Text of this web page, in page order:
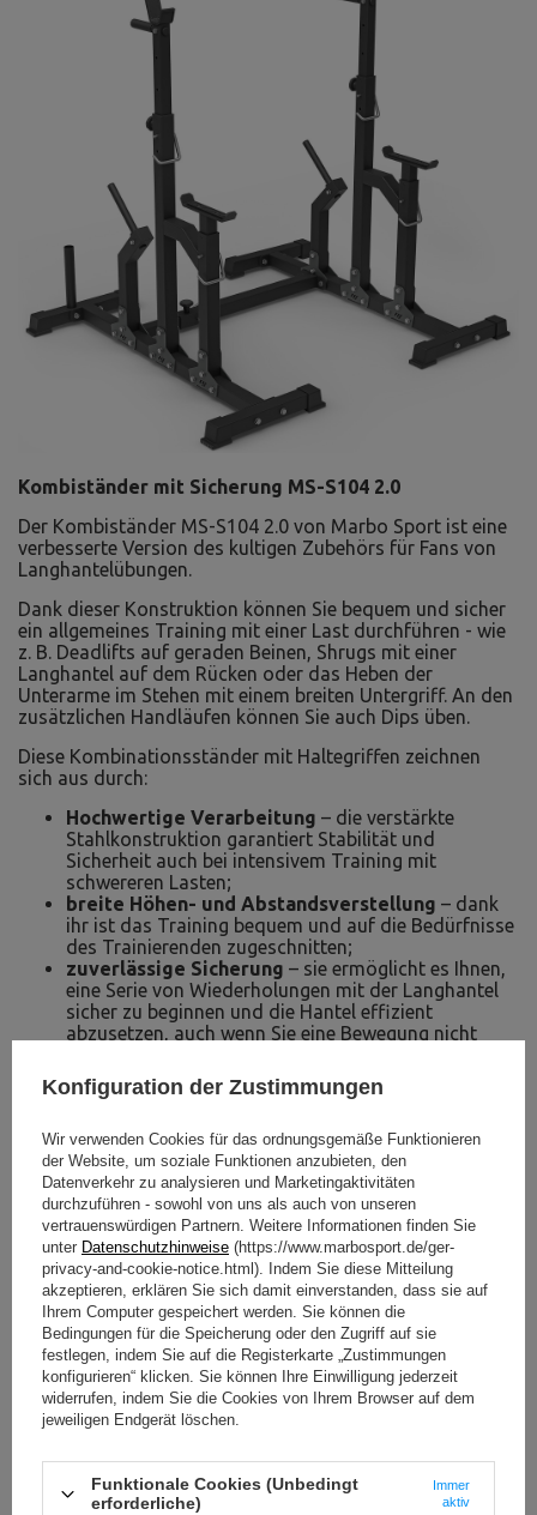
Kombiständer mit Sicherung MS-S104 2.0
Der Kombiständer MS-S104 2.0 von Marbo Sport ist eine
verbesserte Version des kultigen Zubehörs für Fans von
Langhantelübungen.
Dank dieser Konstruktion können Sie bequem und sicher
ein allgemeines Training mit einer Last durchführen - wie
z. B. Deadlifts auf geraden Beinen, Shrugs mit einer
Langhantel auf dem Rücken oder das Heben der
Unterarme im Stehen mit einem breiten Untergriff. An den
zusätzlichen Handläufen können Sie auch Dips üben.
Diese Kombinationsständer mit Haltegriffen zeichnen
sich aus durch:
Hochwertige Verarbeitung – die verstärkte
Stahlkonstruktion garantiert Stabilität und
Sicherheit auch bei intensivem Training mit
schwereren Lasten;
breite Höhen- und Abstandsverstellung – dank
ihr ist das Training bequem und auf die Bedürfnisse
des Trainierenden zugeschnitten;
zuverlässige Sicherung – sie ermöglicht es Ihnen,
eine Serie von Wiederholungen mit der Langhantel
sicher zu beginnen und die Hantel effizient
abzusetzen, auch wenn Sie eine Bewegung nicht
die Möglichkeit der Gewichtsaufbewahrung
auf 2 stabilen Stangen können Sie Ihr eigenes
Stangen und Hantelscheiben Set 83 kg
Der Satz von verstärkten Stangen und gummierten
Hantelscheiben enthält alles, was jeder Profi-Sportler
oder Amateur braucht, um ein zufriedenstellendes,
vollwertiges Training auf hohem Niveau durchzuführen.
Drei Arten von Stangen und Hantelscheiben höchster
Qualität in unterschiedlichen Gewichtsklassen
ermöglichen es Ihnen, die Art der durchgeführten
Übungen sowie deren Intensität an Ihre Erwartungen
anzupassen.
Die mit Gummiüberzug ausgestatteten Hantelscheiben
Konfiguration der Zustimmungen
Wir verwenden Cookies für das ordnungsgemäße Funktionieren
der Website, um soziale Funktionen anzubieten, den
Datenverkehr zu analysieren und Marketingaktivitäten
durchzuführen - sowohl von uns als auch von unseren
vertrauenswürdigen Partnern. Weitere Informationen finden Sie
unter Datenschutzhinweise (https://www.marbosport.de/ger-
privacy-and-cookie-notice.html). Indem Sie diese Mitteilung
akzeptieren, erklären Sie sich damit einverstanden, dass sie auf
Ihrem Computer gespeichert werden. Sie können die
Bedingungen für die Speicherung oder den Zugriff auf sie
festlegen, indem Sie auf die Registerkarte „Zustimmungen
konfigurieren“ klicken. Sie können Ihre Einwilligung jederzeit
widerrufen, indem Sie die Cookies von Ihrem Browser auf dem
jeweiligen Endgerät löschen.
Funktionale Cookies (Unbedingt
erforderliche)
Immer
aktiv